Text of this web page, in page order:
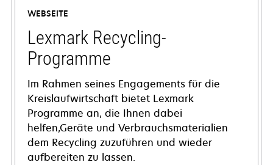
neuen
Registerkarte
geöffnet
WEBSEITE
Lexmark Recycling-
Programme
Im Rahmen seines Engagements für die
Kreislaufwirtschaft bietet Lexmark
Programme an, die Ihnen dabei
helfen,Geräte und Verbrauchsmaterialien
dem Recycling zuzuführen und wieder
aufbereiten zu lassen.